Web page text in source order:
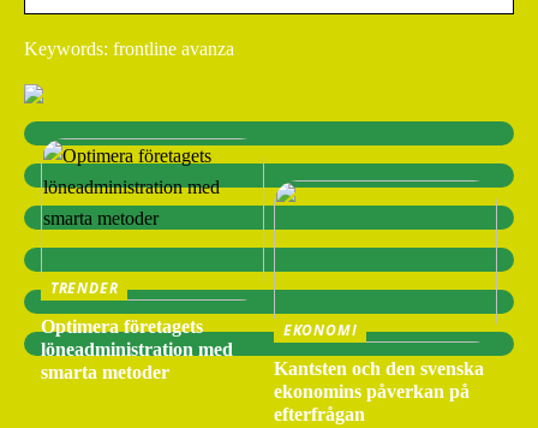
Keywords: frontline avanza
TRENDER
Optimera företagets
löneadministration med
smarta metoder
EKONOMI
Kantsten och den svenska
ekonomins påverkan på
efterfrågan